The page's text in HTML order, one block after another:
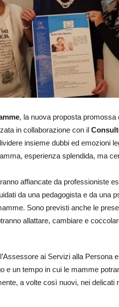
, la nuova proposta promossa
in collaborazione con il
insieme dubbi ed emozioni
esperienza splendida, ma
affiancate da professioniste
da una pedagogista e da una
Sono previsti anche le
allattare, cambiare e
ai Servizi alla Persona
e un tempo in cui le mamme
a volte così nuovi, nei delicati